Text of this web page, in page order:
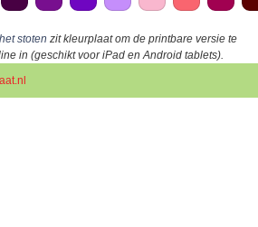
stoten zit kleurplaat om de printbare versie te
in (geschikt voor iPad en Android tablets).